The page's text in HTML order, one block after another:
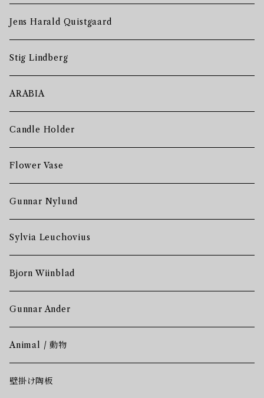
Jens Harald Quistgaard
Stig Lindberg
ARABIA
Candle Holder
Flower Vase
Gunnar Nylund
Sylvia Leuchovius
Bjorn Wiinblad
Gunnar Ander
Animal / 動物
壁掛け陶板